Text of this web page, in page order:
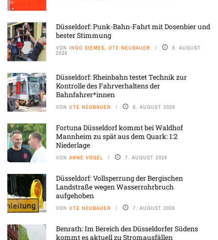
Düsseldorf: Punk-Bahn-Fahrt mit Dosenbier und
bester Stimmung
VON INGO SIEMES, UTE NEUBAUER 8. AUGUST
2026
Düsseldorf: Rheinbahn testet Technik zur
Kontrolle des Fahrverhaltens der
Bahnfahrer*innen
VON UTE NEUBAUER 8. AUGUST 2026
Fortuna Düsseldorf kommt bei Waldhof
Mannheim zu spät aus dem Quark: 1:2
Niederlage
VON ANNE VOGEL 7. AUGUST 2026
Düsseldorf: Vollsperrung der Bergischen
Landstraße wegen Wasserrohrbruch
aufgehoben
VON UTE NEUBAUER 7. AUGUST 2026
Benrath: Im Bereich des Düsseldorfer Südens
kommt es aktuell zu Stromausfällen